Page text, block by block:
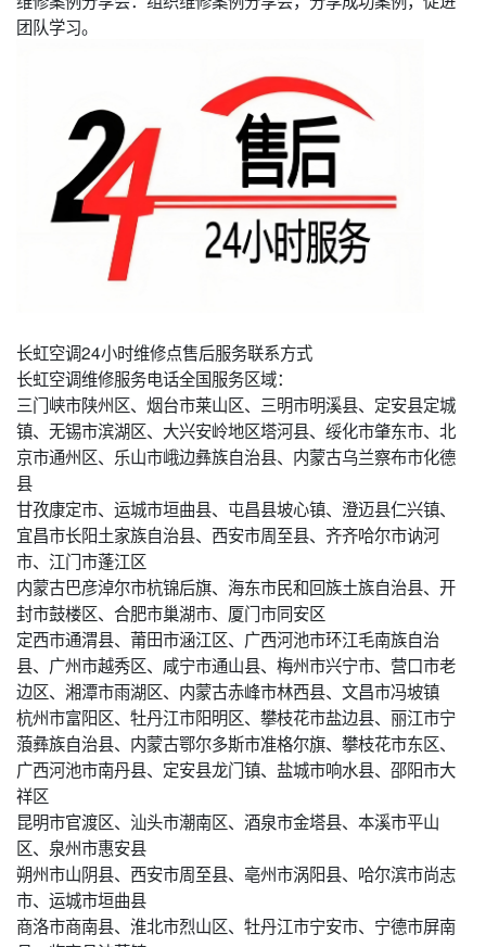
团队学习。
长虹空调24小时维修点售后服务联系方式
长虹空调维修服务电话全国服务区域：
三门峡市陕州区、烟台市莱山区、三明市明溪县、定安县定城
镇、无锡市滨湖区、大兴安岭地区塔河县、绥化市肇东市、北
京市通州区、乐山市峨边彝族自治县、内蒙古乌兰察布市化德
县
甘孜康定市、运城市垣曲县、屯昌县坡心镇、澄迈县仁兴镇、
宜昌市长阳土家族自治县、西安市周至县、齐齐哈尔市讷河
市、江门市蓬江区
内蒙古巴彦淖尔市杭锦后旗、海东市民和回族土族自治县、开
封市鼓楼区、合肥市巢湖市、厦门市同安区
定西市通渭县、莆田市涵江区、广西河池市环江毛南族自治
县、广州市越秀区、咸宁市通山县、梅州市兴宁市、营口市老
边区、湘潭市雨湖区、内蒙古赤峰市林西县、文昌市冯坡镇
杭州市富阳区、牡丹江市阳明区、攀枝花市盐边县、丽江市宁
蒗彝族自治县、内蒙古鄂尔多斯市准格尔旗、攀枝花市东区、
广西河池市南丹县、定安县龙门镇、盐城市响水县、邵阳市大
祥区
昆明市官渡区、汕头市潮南区、酒泉市金塔县、本溪市平山
区、泉州市惠安县
朔州市山阴县、西安市周至县、亳州市涡阳县、哈尔滨市尚志
市、运城市垣曲县
商洛市商南县、淮北市烈山区、牡丹江市宁安市、宁德市屏南